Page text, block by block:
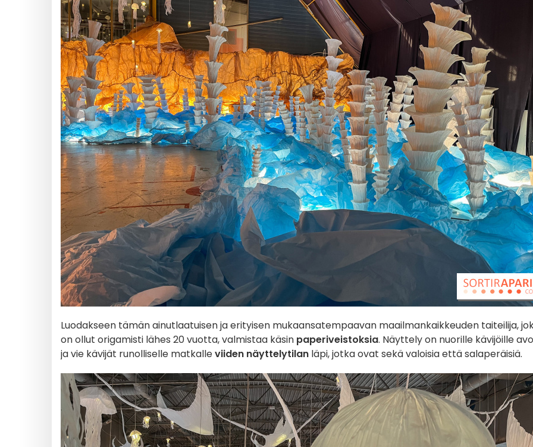
Luodakseen tämän ainutlaatuisen ja erityisen mukaansatempaavan maailmankaikkeuden taiteilija,
on ollut origamisti lähes 20 vuotta, valmistaa käsin paperiveistoksia. Näyttely on nuorille kävijöille
ja vie kävijät runolliselle matkalleviiden näyttelytilan läpi, jotka ovat sekä valoisia että salaperäisiä.